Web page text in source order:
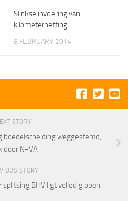
Slinkse invoering van
kilometerheffing
8 FEBRUARY 2014
STORY
boedelscheiding weggestemd,
door N-VA
STORY
splitsing BHV ligt volledig open.